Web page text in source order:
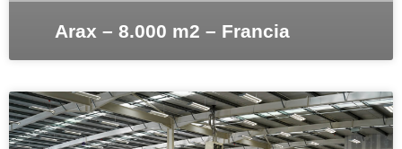
Arax – 8.000 m2 – Francia